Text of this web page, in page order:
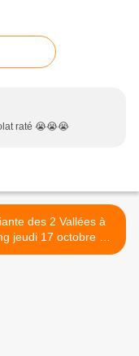
raté 😭😭😭
des 2 Vallées à
jeudi 17 octobre par
Gégé >